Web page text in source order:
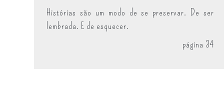
Histórias são um modo de se preservar. De ser
lembrada. E de esquecer.
página 34